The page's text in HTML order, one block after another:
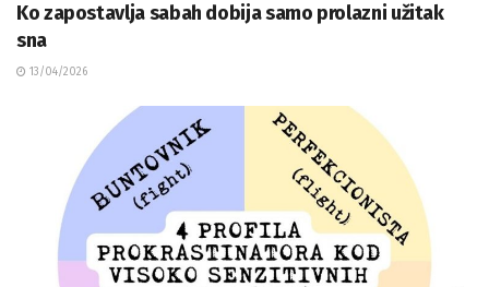
Ko zapostavlja sabah dobija samo prolazni užitak
sna
13/04/2026